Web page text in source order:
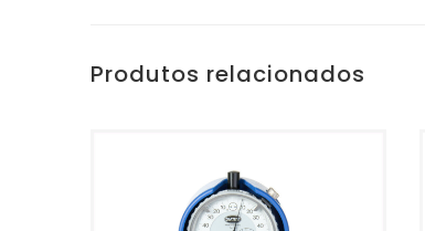
Produtos relacionados